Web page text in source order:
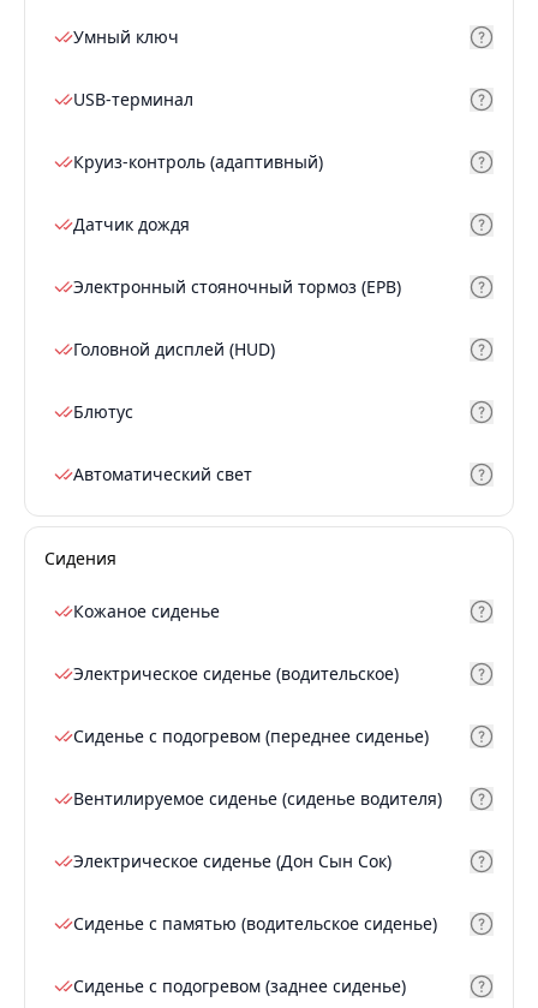
Умный ключ
USB-терминал
Круиз-контроль (адаптивный)
Датчик дождя
Электронный стояночный тормоз (EPB)
Головной дисплей (HUD)
Блютус
Автоматический свет
Сидения
Кожаное сиденье
Электрическое сиденье (водительское)
Сиденье с подогревом (переднее сиденье)
Вентилируемое сиденье (сиденье водителя)
Электрическое сиденье (Дон Сын Сок)
Сиденье с памятью (водительское сиденье)
Сиденье с подогревом (заднее сиденье)